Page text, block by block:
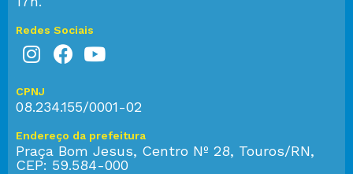
Redes Sociais
CPNJ
08.234.155/0001-02
Endereço da prefeitura
Praça Bom Jesus, Centro Nº 28, Touros/RN,
CEP: 59.584-000